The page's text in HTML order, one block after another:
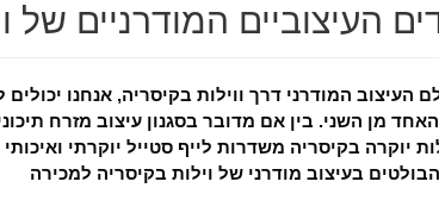
העיצוביים המודרניים של
העיצוב המודרני דרך ווילות בקיסריה, אנחנו
מן השני. בין אם מדובר בסגנון עיצוב מזרח
יוקרה בקיסריה משדרות לייף סטייל יוקרתי
בעיצוב מודרני של וילות בקיסריה למכירה